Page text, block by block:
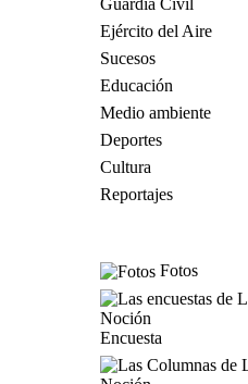
Guardia Civil
Ejército del Aire
Sucesos
Educación
Medio ambiente
Deportes
Cultura
Reportajes
Fotos
Encuesta